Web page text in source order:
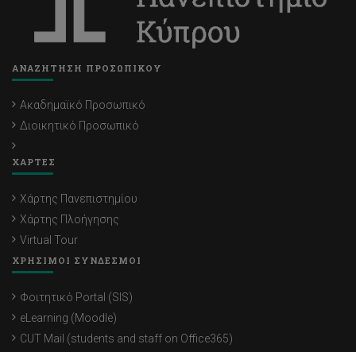
ΑΝΑΖΗΤΗΣΗ ΠΡΟΣΩΠΙΚΟΥ
Ακαδημαϊκό Προσωπικό
Διοικητικό Προσωπικό
ΧΑΡΤΕΣ
Χάρτης Πανεπιστημίου
Χάρτης Πλοήγησης
Virtual Tour
ΧΡΗΣΙΜΟΙ ΣΥΝΔΕΣΜΟΙ
Φοιτητικό Portal (SIS)
eLearning (Moodle)
CUT Mail (students and staff on Office365)